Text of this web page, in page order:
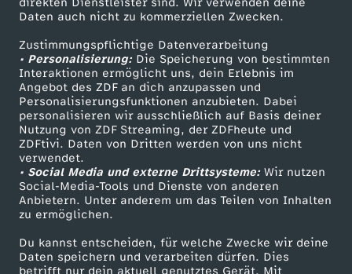
direkten Dienstleister sind. Wir verwenden deine
Daten auch nicht zu kommerziellen Zwecken.
Zustimmungspflichtige Datenverarbeitung
• Personalisierung:Die Speicherung von bestimmten
Interaktionen ermöglicht uns, dein Erlebnis im
Angebot des ZDF an dich anzupassen und
Personalisierungsfunktionen anzubieten. Dabei
personalisieren wir ausschließlich auf Basis deiner
Nutzung von ZDF Streaming, der ZDFheute und
ZDFtivi. Daten von Dritten werden von uns nicht
verwendet.
• Social Media und externe Drittsysteme:Wir nutzen
Social-Media-Tools und Dienste von anderen
Anbietern. Unter anderem um das Teilen von Inhalten
zu ermöglichen.
Du kannst entscheiden, für welche Zwecke wir deine
Daten speichern und verarbeiten dürfen. Dies
betrifft nur dein aktuell genutztes Gerät. Mit
:
E
r
i
n
n
e
ZDFtext
Livestreams
Sendungen A-Z
TV-Programm
Tickets
Zuschauerservice
Hilfe
ZDF Unternehmen
Karriere
ZDF goes Schule